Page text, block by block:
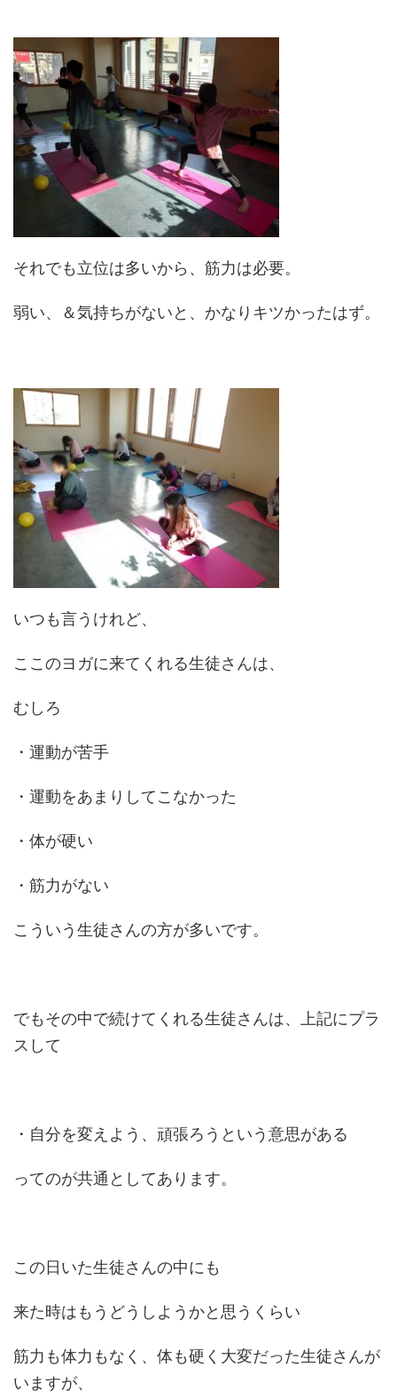
それでも立位は多いから、筋力は必要。
弱い、＆気持ちがないと、かなりキツかったはず。
いつも言うけれど、
ここのヨガに来てくれる生徒さんは、
むしろ
・運動が苦手
・運動をあまりしてこなかった
・体が硬い
・筋力がない
こういう生徒さんの方が多いです。
でもその中で続けてくれる生徒さんは、上記にプラ
スして
・自分を変えよう、頑張ろうという意思がある
ってのが共通としてあります。
この日いた生徒さんの中にも
来た時はもうどうしようかと思うくらい
筋力も体力もなく、体も硬く大変だった生徒さんが
いますが、